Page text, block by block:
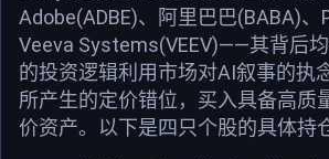
Adobe(ADBE)、阿里巴巴(BABA)、
Veeva Systems(VEEV)——其背后
的投资逻辑利用市场对AI叙事的执
所产生的定价错位，买入具备高质
价资产。以下是四只个股的具体持